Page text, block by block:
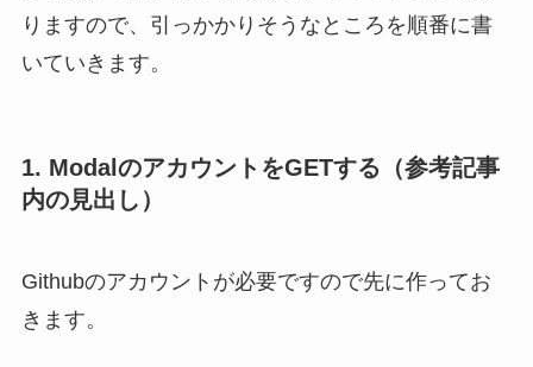
りますので、引っかかりそうなところを順番に書
いていきます。
1. ModalのアカウントをGETする（参考記事
内の見出し）
Githubのアカウントが必要ですので先に作ってお
きます。